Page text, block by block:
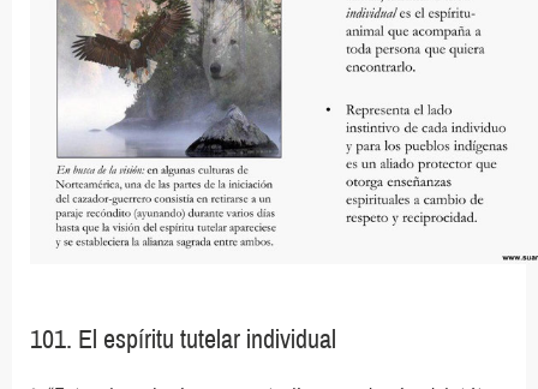
101. El espíritu tutelar individual